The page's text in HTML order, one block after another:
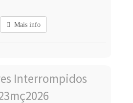
Mais info